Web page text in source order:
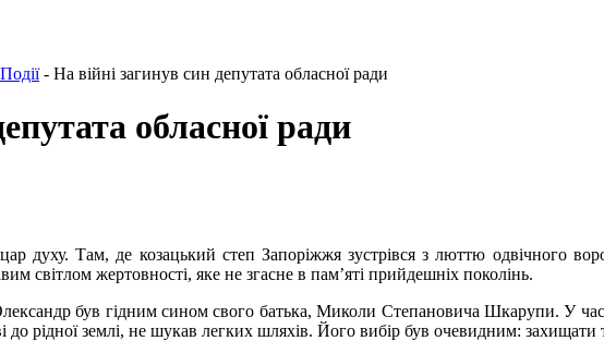
Події- На війні загинув син депутата обласної ради
обласної ради
духу. Там, де козацький степ Запоріжжя зустрівся з люттю одвічного
світлом жертовності, яке не згасне в пам’яті прийдешніх поколінь.
був гідним сином свого батька, Миколи Степановича Шкарупи. У
до рідної землі, не шукав легких шляхів. Його вибір був очевидним: